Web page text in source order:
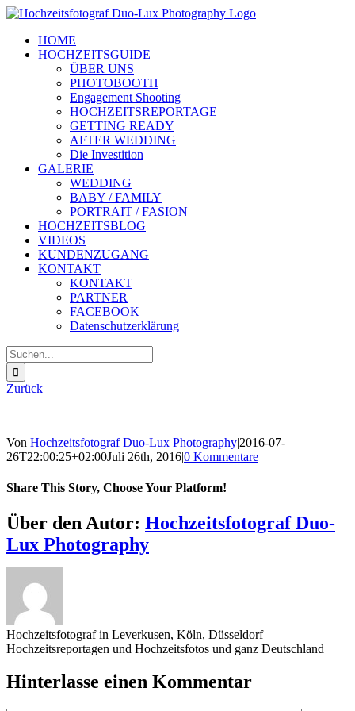
Zum
springenHOME
HOCHZEITSGUIDE
ÜBER UNS
PHOTOBOOTH
Engagement Shooting
HOCHZEITSREPORTAGE
GETTING READY
AFTER WEDDING
Die Investition
GALERIE
WEDDING
BABY / FAMILY
PORTRAIT / FASION
HOCHZEITSBLOG
VIDEOS
KUNDENZUGANG
KONTAKT
KONTAKT
PARTNER
FACEBOOK
Datenschutzerklärung
Suche
nach:
Zurück
Von Hochzeitsfotograf Duo-Lux Photography|2016-07-
26T22:00:25+02:00Juli 26th, 2016|0 Kommentare
Share This Story, Choose Your Platform!
Sharing_facebook
Sharing_twitter
Sharing_reddit
Über den Autor: Hochzeitsfotograf Duo-
Lux Photography
Hochzeitsfotograf in Leverkusen, Köln, Düsseldorf
Hochzeitsreportagen und Hochzeitsfotos und ganz Deutschland
Hinterlasse einen Kommentar